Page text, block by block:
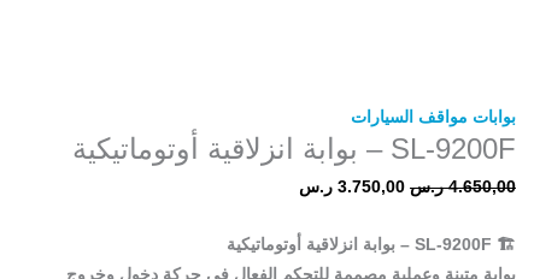
بوابات مواقف السيارات
SL-9200F – بوابة انزلاقية أوتوماتيكية
4.650,00 ر.س 3.750,00 ر.س
🏗 SL-9200F – بوابة انزلاقية أوتوماتيكية
بوابة متينة وعملية مصممة للتحكم الفعال في حركة دخول وخروج